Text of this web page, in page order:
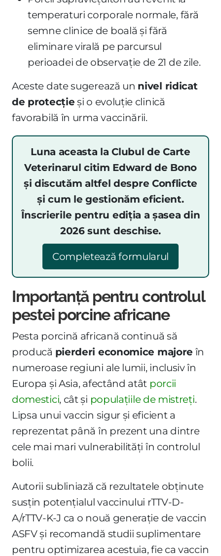
temperaturi corporale normale, fără
semne clinice de boală și fără
eliminare virală pe parcursul
perioadei de observație de 21 de zile.
Aceste date sugerează un nivel ridicat
de protecție și o evoluție clinică
favorabilă în urma vaccinării.
Luna aceasta la Clubul de Carte
Veterinarul citim Edward de Bono
și discutăm altfel despre Conflicte
și cum le gestionăm eficient.
Înscrierile pentru ediția a șasea din
2026 sunt deschise.
Completează formularul
Importanță pentru controlul
pestei porcine africane
Pesta porcină africană continuă să
producă pierderi economice majore în
numeroase regiuni ale lumii, inclusiv în
Europa și Asia, afectând atât porcii
domestici, cât și populațiile de mistreți.
Lipsa unui vaccin sigur și eficient a
reprezentat până în prezent una dintre
cele mai mari vulnerabilități în controlul
bolii.
Autorii subliniază că rezultatele obținute
susțin potențialul vaccinului rTTV-D-
A/rTTV-K-J ca o nouă generație de vaccin
ASFV și recomandă studii suplimentare
pentru optimizarea acestuia, fie ca vaccin